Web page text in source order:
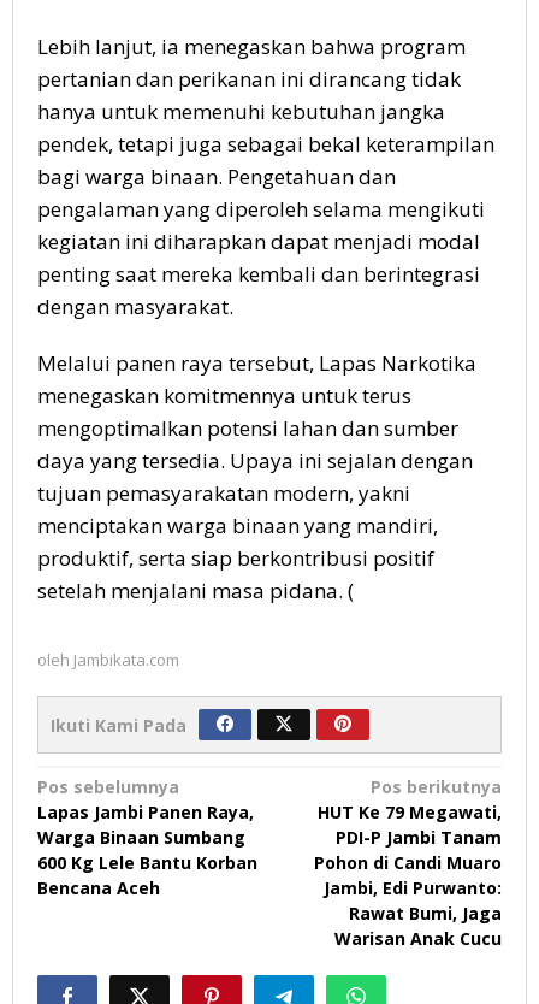
Lebih lanjut, ia menegaskan bahwa program
pertanian dan perikanan ini dirancang tidak
hanya untuk memenuhi kebutuhan jangka
pendek, tetapi juga sebagai bekal keterampilan
bagi warga binaan. Pengetahuan dan
pengalaman yang diperoleh selama mengikuti
kegiatan ini diharapkan dapat menjadi modal
penting saat mereka kembali dan berintegrasi
dengan masyarakat.
Melalui panen raya tersebut, Lapas Narkotika
menegaskan komitmennya untuk terus
mengoptimalkan potensi lahan dan sumber
daya yang tersedia. Upaya ini sejalan dengan
tujuan pemasyarakatan modern, yakni
menciptakan warga binaan yang mandiri,
produktif, serta siap berkontribusi positif
setelah menjalani masa pidana. (
oleh Jambikata.com
Ikuti Kami Pada
Navigasi
pos
Pos sebelumnya
Lapas Jambi Panen Raya,
Warga Binaan Sumbang
600 Kg Lele Bantu Korban
Bencana Aceh
Pos berikutnya
HUT Ke 79 Megawati,
PDI-P Jambi Tanam
Pohon di Candi Muaro
Jambi, Edi Purwanto:
Rawat Bumi, Jaga
Warisan Anak Cucu